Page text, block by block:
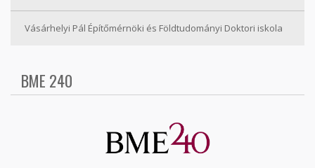
Vásárhelyi Pál Építőmérnöki és Földtudományi Doktori iskola
BME 240